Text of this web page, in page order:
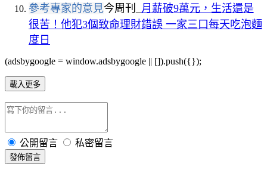
參考專家的意見今周刊_ 月薪破9萬元，生活還是
很苦！他犯3個致命理財錯誤 一家三口每天吃泡麵
度日
(adsbygoogle = window.adsbygoogle || []).push({});
載入更多
公開留言 私密留言
發佈留言